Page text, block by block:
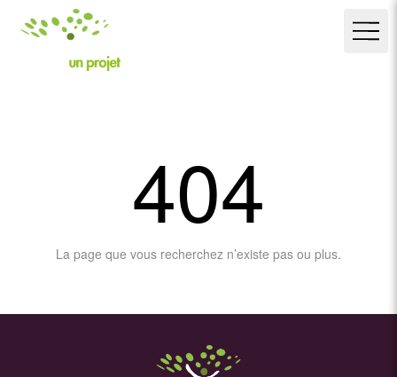
404
La page que vous recherchez n’existe pas ou plus.